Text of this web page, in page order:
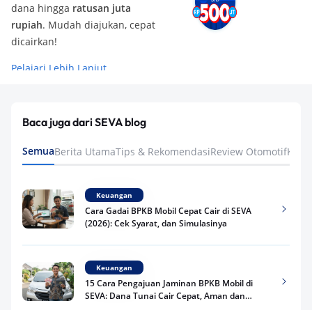
dana hingga ratusan juta
rupiah. Mudah diajukan, cepat
dicairkan!
Pelajari Lebih Lanjut
Baca juga dari SEVA blog
SemuaBerita UtamaTips & RekomendasiReview Otomotif
Keuangan
Cara Gadai BPKB Mobil Cepat Cair di SEVA
(2026): Cek Syarat, dan Simulasinya
Keuangan
15 Cara Pengajuan Jaminan BPKB Mobil di
SEVA: Dana Tunai Cair Cepat, Aman dan